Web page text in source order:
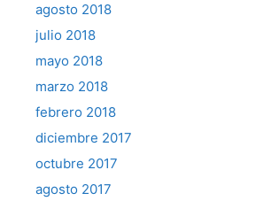
agosto 2018
julio 2018
mayo 2018
marzo 2018
febrero 2018
diciembre 2017
octubre 2017
agosto 2017